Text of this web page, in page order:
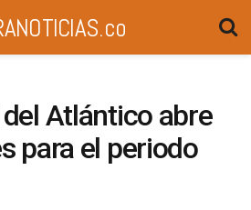
Atlántico abre
para el periodo